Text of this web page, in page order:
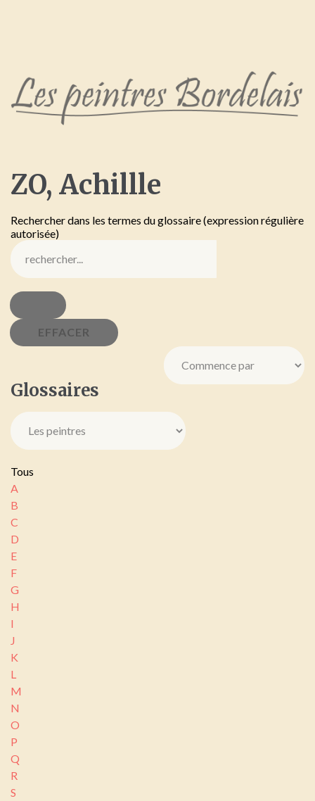
ZO, Achillle
Rechercher dans les termes du glossaire (expression régulière
autorisée)
Glossaires
Tous
A
B
C
D
E
F
G
H
I
J
K
L
M
N
O
P
Q
R
S